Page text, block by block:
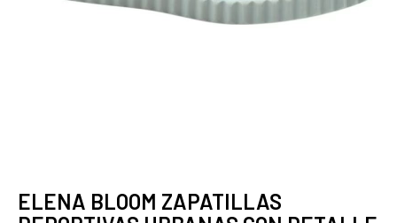
ELENA BLOOM ZAPATILLAS